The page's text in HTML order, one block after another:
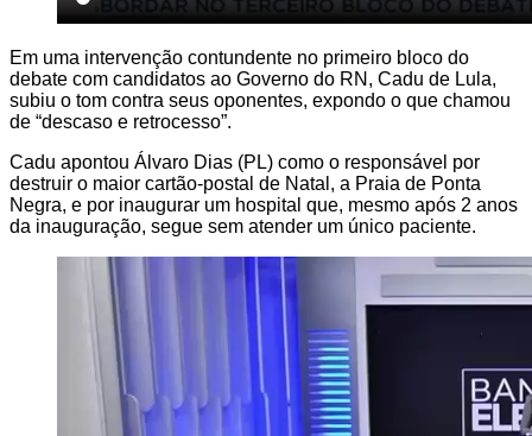
Em uma intervenção contundente no primeiro bloco do
debate com candidatos ao Governo do RN, Cadu de Lula,
subiu o tom contra seus oponentes, expondo o que chamou
de “descaso e retrocesso”.
Cadu apontou Álvaro Dias (PL) como o responsável por
destruir o maior cartão-postal de Natal, a Praia de Ponta
Negra, e por inaugurar um hospital que, mesmo após 2 anos
da inauguração, segue sem atender um único paciente.